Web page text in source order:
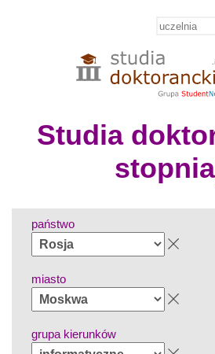
Studia
państwo
miasto
grupa kierunków